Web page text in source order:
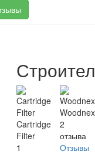
Cartridge
Filter
1
2
отзыва
Отзывы